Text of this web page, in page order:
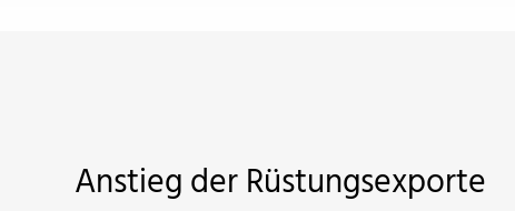
Anstieg der Rüstungsexporte